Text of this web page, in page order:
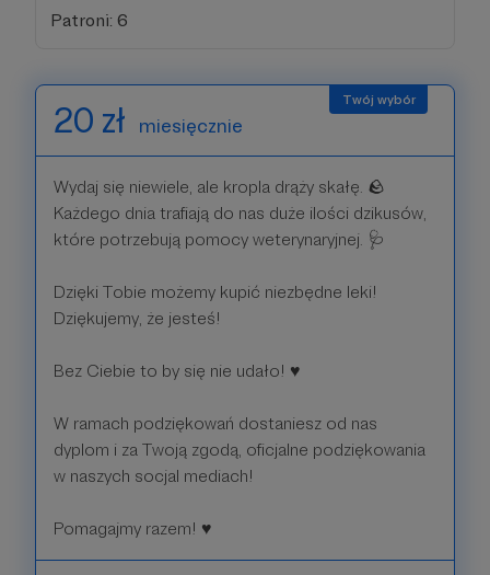
Patroni: 6
20 zł miesięcznie
Wydaj się niewiele, ale kropla drąży skałę. 🪨
Każdego dnia trafiają do nas duże ilości dzikusów,
które potrzebują pomocy weterynaryjnej. 🩺
Dzięki Tobie możemy kupić niezbędne leki!
Dziękujemy, że jesteś!
Bez Ciebie to by się nie udało! ♥️
W ramach podziękowań dostaniesz od nas
dyplom i za Twoją zgodą, oficjalne podziękowania
w naszych socjal mediach!
Pomagajmy razem! ♥️